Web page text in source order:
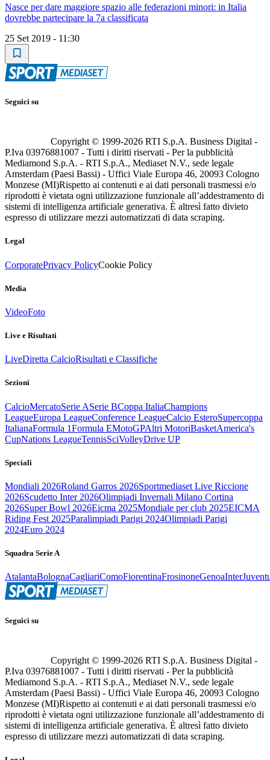
Nasce per dare maggiore spazio alle federazioni minori: in Italia
dovrebbe partecipare la 7a classificata
25 Set 2019 - 11:30
Seguici su
Copyright © 1999-2026 RTI S.p.A. Business Digital -
P.Iva 03976881007 - Tutti i diritti riservati - Per la pubblicità
Mediamond S.p.A. - RTI S.p.A., Mediaset N.V., sede legale
Amsterdam (Paesi Bassi) - Uffici Viale Europa 46, 20093 Cologno
Monzese (MI)Rispetto ai contenuti e ai dati personali trasmessi e/o
riprodotti è vietata ogni utilizzazione funzionale all’addestramento di
sistemi di intelligenza artificiale generativa. È altresì fatto divieto
espresso di utilizzare mezzi automatizzati di data scraping.
Legal
CorporatePrivacy PolicyCookie Policy
Media
VideoFoto
Live e Risultati
LiveDiretta CalcioRisultati e Classifiche
Sezioni
CalcioMercatoSerie ASerie BCoppa ItaliaChampions
LeagueEuropa LeagueConference LeagueCalcio EsteroSupercoppa
ItalianaFormula 1Formula EMotoGPAltri MotoriBasketAmerica's
CupNations LeagueTennisSciVolleyDrive UP
Speciali
Mondiali 2026Roland Garros 2026Sportmediaset Live Riccione
2026Scudetto Inter 2026Olimpiadi Invernali Milano Cortina
2026Super Bowl 2026Eicma 2025Mondiale per club 2025EICMA
Riding Fest 2025Paralimpiadi Parigi 2024Olimpiadi Parigi
2024Euro 2024
Squadra Serie A
AtalantaBolognaCagliariComoFiorentinaFrosinoneGenoaInter
Seguici su
Copyright © 1999-2026 RTI S.p.A. Business Digital -
P.Iva 03976881007 - Tutti i diritti riservati - Per la pubblicità
Mediamond S.p.A. - RTI S.p.A., Mediaset N.V., sede legale
Amsterdam (Paesi Bassi) - Uffici Viale Europa 46, 20093 Cologno
Monzese (MI)Rispetto ai contenuti e ai dati personali trasmessi e/o
riprodotti è vietata ogni utilizzazione funzionale all’addestramento di
sistemi di intelligenza artificiale generativa. È altresì fatto divieto
espresso di utilizzare mezzi automatizzati di data scraping.